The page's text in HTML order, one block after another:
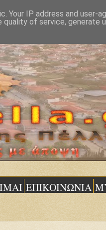
ΕΠΙΚΟΙΝΩΝΙΑ
Your IP address and user-
of service, generate